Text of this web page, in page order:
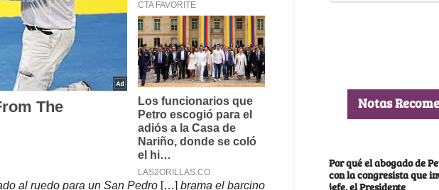
al ruedo para un San Pedro […] brama el barcino
Notas
Por qué el abogado de
con la congresista que
jefe, el Presidente